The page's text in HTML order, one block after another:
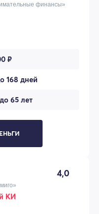
финансы»
₽
168 дней
65 лет
4,0
КИ